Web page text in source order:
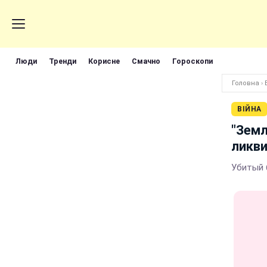
Люди Тренди Корисне Смачно Гороскопи
Головна ›
ВІЙНА
Убитый